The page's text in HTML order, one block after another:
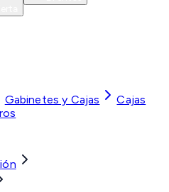
Gabinetes y Cajas
Cajas